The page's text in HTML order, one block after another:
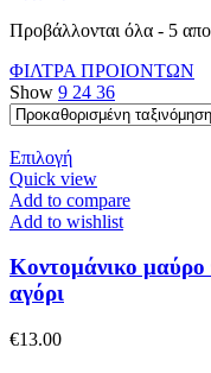
Προβάλλονται όλα - 5
ΦΙΛΤΡΑ ΠΡΟΙΟΝΤΩΝ
Show 9 24 36
ΕπιλογήΑυτό
το
προϊόν
έχει
παραλλαγές.
Οι
Quick view
Add to compare
Add to wishlist
Κοντομάνικο μαύρο
αγόρι
€13.00